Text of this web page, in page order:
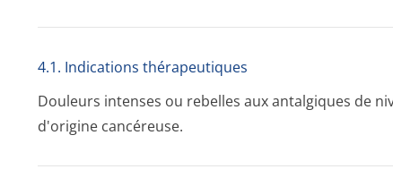
4.1. Indications thérapeutiques
Douleurs intenses ou rebelles aux antalgiques de
d'origine cancéreuse.